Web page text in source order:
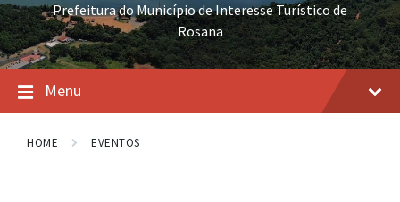
Prefeitura do Município de Interesse Turístico de
Rosana
Menu
HOME EVENTOS